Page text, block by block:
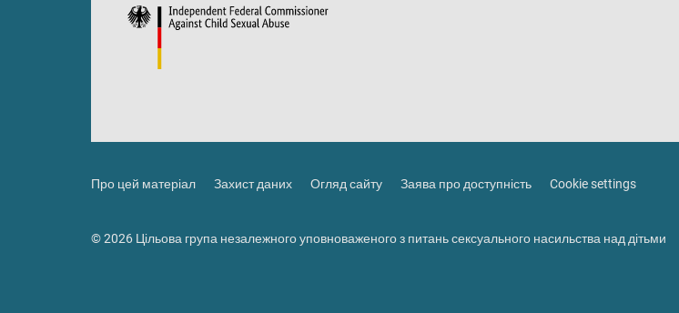
Про цей матеріал Захист даних Огляд сайту Заява про доступність Cookie settings
© 2026 Цільова група незалежного уповноваженого з питань сексуального насильства над дітьми